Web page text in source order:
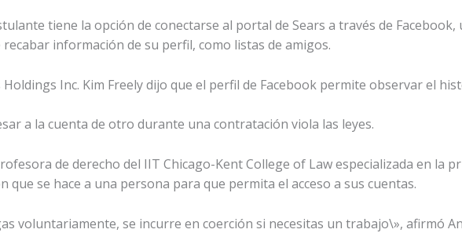
tiene la opción de conectarse al portal de Sears a través de Facebook,
información de su perfil, como listas de amigos.
Holdings Inc. Kim Freely dijo que el perfil de Facebook permite observar el
a la cuenta de otro durante una contratación viola las leyes.
de derecho del IIT Chicago-Kent College of Law especializada en la
que se hace a una persona para que permita el acceso a sus cuentas.
voluntariamente, se incurre en coerción si necesitas un trabajo\», afirmó